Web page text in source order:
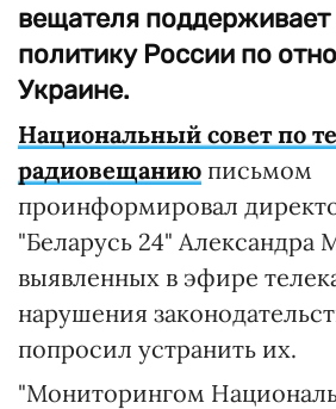
вещателя
политику России по
Украине.
Национальный совет по
радиовещанию письмом
проинформировал
"Беларусь 24" Александра
выявленных в эфире
нарушения
попросил устранить их.
"Мониторингом